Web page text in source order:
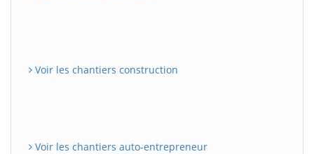
Voir les chantiers construction
Voir les chantiers auto-entrepreneur